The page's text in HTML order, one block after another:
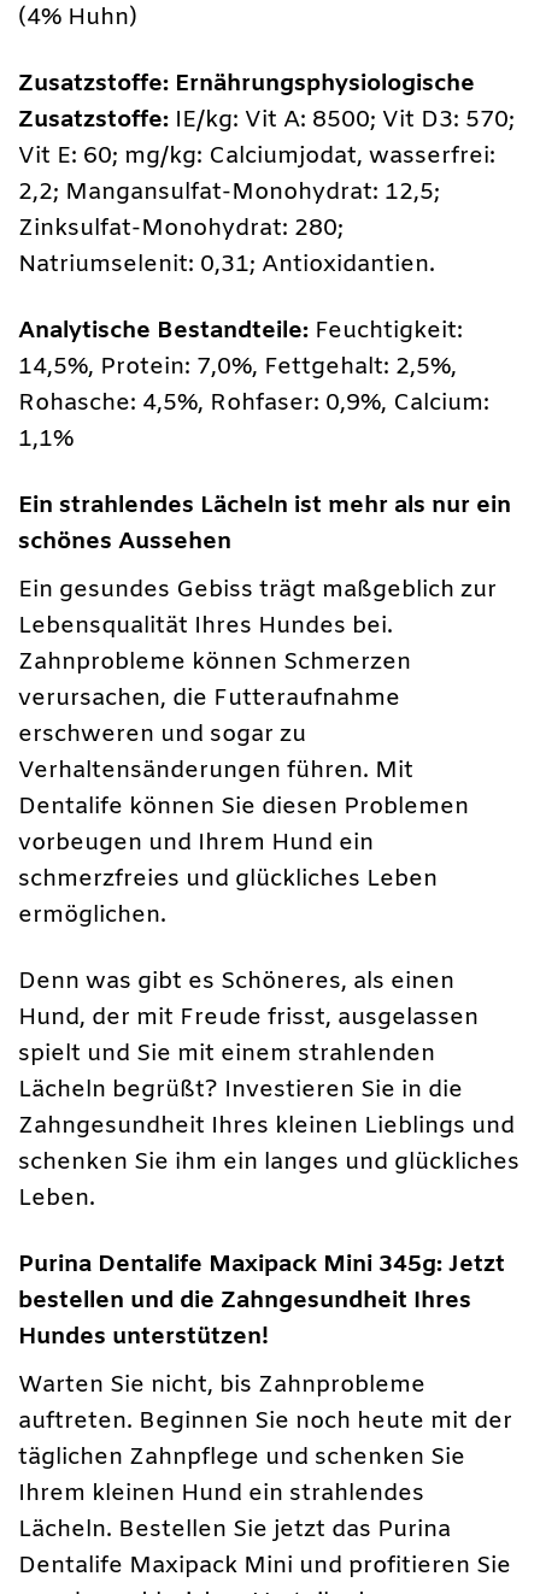
(4% Huhn)
Zusatzstoffe: Ernährungsphysiologische
Zusatzstoffe: IE/kg: Vit A: 8500; Vit D3: 570;
Vit E: 60; mg/kg: Calciumjodat, wasserfrei:
2,2; Mangansulfat-Monohydrat: 12,5;
Zinksulfat-Monohydrat: 280;
Natriumselenit: 0,31; Antioxidantien.
Analytische Bestandteile: Feuchtigkeit:
14,5%, Protein: 7,0%, Fettgehalt: 2,5%,
Rohasche: 4,5%, Rohfaser: 0,9%, Calcium:
1,1%
Ein strahlendes Lächeln ist mehr als nur ein
schönes Aussehen
Ein gesundes Gebiss trägt maßgeblich zur
Lebensqualität Ihres Hundes bei.
Zahnprobleme können Schmerzen
verursachen, die Futteraufnahme
erschweren und sogar zu
Verhaltensänderungen führen. Mit
Dentalife können Sie diesen Problemen
vorbeugen und Ihrem Hund ein
schmerzfreies und glückliches Leben
ermöglichen.
Denn was gibt es Schöneres, als einen
Hund, der mit Freude frisst, ausgelassen
spielt und Sie mit einem strahlenden
Lächeln begrüßt? Investieren Sie in die
Zahngesundheit Ihres kleinen Lieblings und
schenken Sie ihm ein langes und glückliches
Leben.
Purina Dentalife Maxipack Mini 345g: Jetzt
bestellen und die Zahngesundheit Ihres
Hundes unterstützen!
Warten Sie nicht, bis Zahnprobleme
auftreten. Beginnen Sie noch heute mit der
täglichen Zahnpflege und schenken Sie
Ihrem kleinen Hund ein strahlendes
Lächeln. Bestellen Sie jetzt das Purina
Dentalife Maxipack Mini und profitieren Sie